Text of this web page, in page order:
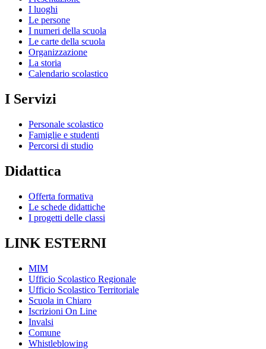
I luoghi
Le persone
I numeri della scuola
Le carte della scuola
Organizzazione
La storia
Calendario scolastico
I Servizi
Personale scolastico
Famiglie e studenti
Percorsi di studio
Didattica
Offerta formativa
Le schede didattiche
I progetti delle classi
LINK ESTERNI
MIM
Ufficio Scolastico Regionale
Ufficio Scolastico Territoriale
Scuola in Chiaro
Iscrizioni On Line
Invalsi
Comune
Whistleblowing